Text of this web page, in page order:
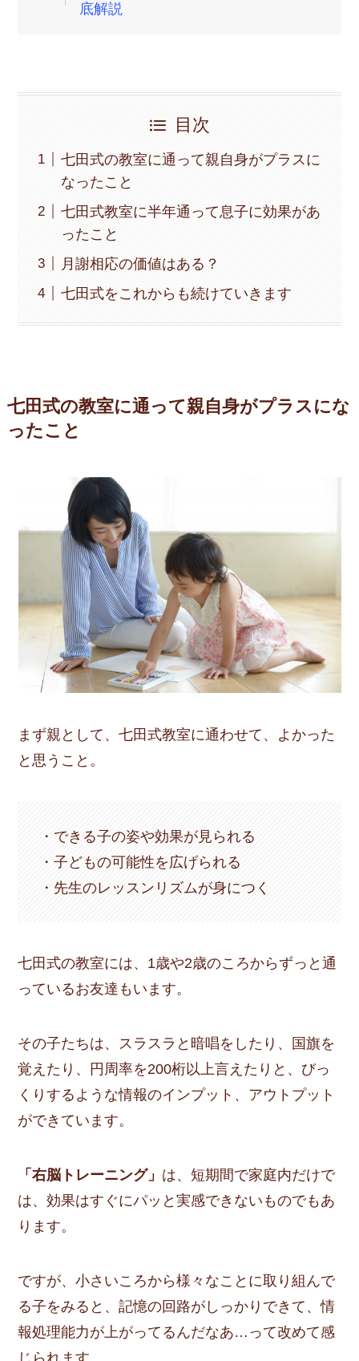
底解説
目次
七田式の教室に通って親自身がプラスに
なったこと
七田式教室に半年通って息子に効果があ
ったこと
月謝相応の価値はある？
七田式をこれからも続けていきます
七田式の教室に通って親自身がプラスにな
ったこと
まず親として、七田式教室に通わせて、よかった
と思うこと。
・できる子の姿や効果が見られる
・子どもの可能性を広げられる
・先生のレッスンリズムが身につく
七田式の教室には、1歳や2歳のころからずっと通
っているお友達もいます。
その子たちは、スラスラと暗唱をしたり、国旗を
覚えたり、円周率を200桁以上言えたりと、びっ
くりするような情報のインプット、アウトプット
ができています。
「右脳トレーニング」 は、短期間で家庭内だけで
は、効果はすぐにパッと実感できないものでもあ
ります。
ですが、小さいころから様々なことに取り組んで
る子をみると、記憶の回路がしっかりできて、情
報処理能力が上がってるんだなあ…って改めて感
じられます。